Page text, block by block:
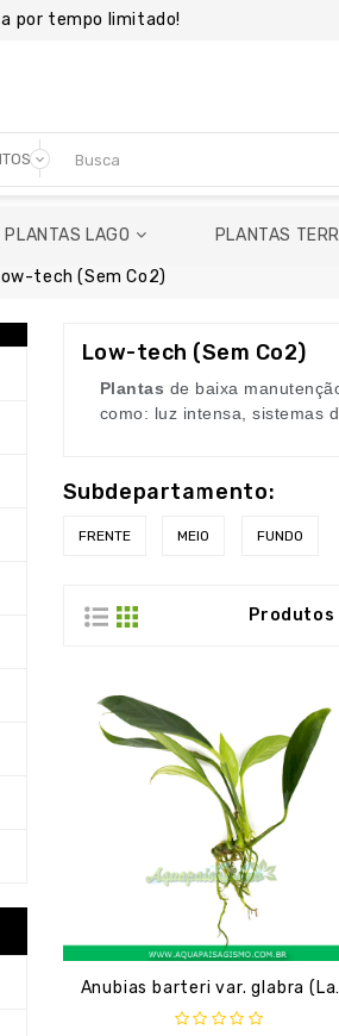
por tempo limitado!
PLANTAS LAGO PLANTAS
tech (Sem Co2)
Low-tech (Sem Co2)
Plantas de baixa
como: luz intensa, sistemas
Subdepartamento:
FRENTE MEIO FUNDO
Produtos
Anubias